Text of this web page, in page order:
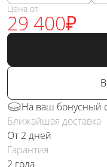
Цена от
29 400₽
На ваш бонусный
Ближайшая доставка
От 2 дней
Гарантия
2 года